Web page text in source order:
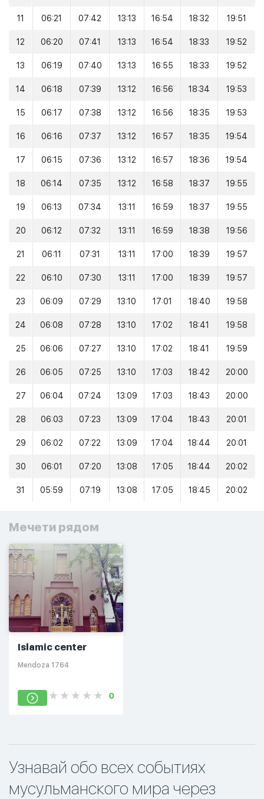
11 06:21 07:42 13:13 16:54 18:32 19:51
12 06:20 07:41 13:13 16:54 18:33 19:52
13 06:19 07:40 13:13 16:55 18:33 19:52
14 06:18 07:39 13:12 16:56 18:34 19:53
15 06:17 07:38 13:12 16:56 18:35 19:53
16 06:16 07:37 13:12 16:57 18:35 19:54
17 06:15 07:36 13:12 16:57 18:36 19:54
18 06:14 07:35 13:12 16:58 18:37 19:55
19 06:13 07:34 13:11 16:59 18:37 19:55
20 06:12 07:32 13:11 16:59 18:38 19:56
21 06:11 07:31 13:11 17:00 18:39 19:57
22 06:10 07:30 13:11 17:00 18:39 19:57
23 06:09 07:29 13:10 17:01 18:40 19:58
24 06:08 07:28 13:10 17:02 18:41 19:58
25 06:06 07:27 13:10 17:02 18:41 19:59
26 06:05 07:25 13:10 17:03 18:42 20:00
27 06:04 07:24 13:09 17:03 18:43 20:00
28 06:03 07:23 13:09 17:04 18:43 20:01
29 06:02 07:22 13:09 17:04 18:44 20:01
30 06:01 07:20 13:08 17:05 18:44 20:02
31 05:59 07:19 13:08 17:05 18:45 20:02
Мечети рядом
Islamic center
Mendoza 1764
0
Узнавай обо всех событиях
мусульманского мира через